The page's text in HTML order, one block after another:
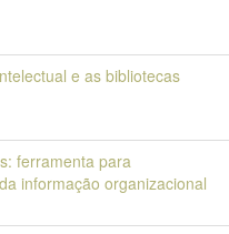
e as bibliotecas
ferramenta para
informação organizacional